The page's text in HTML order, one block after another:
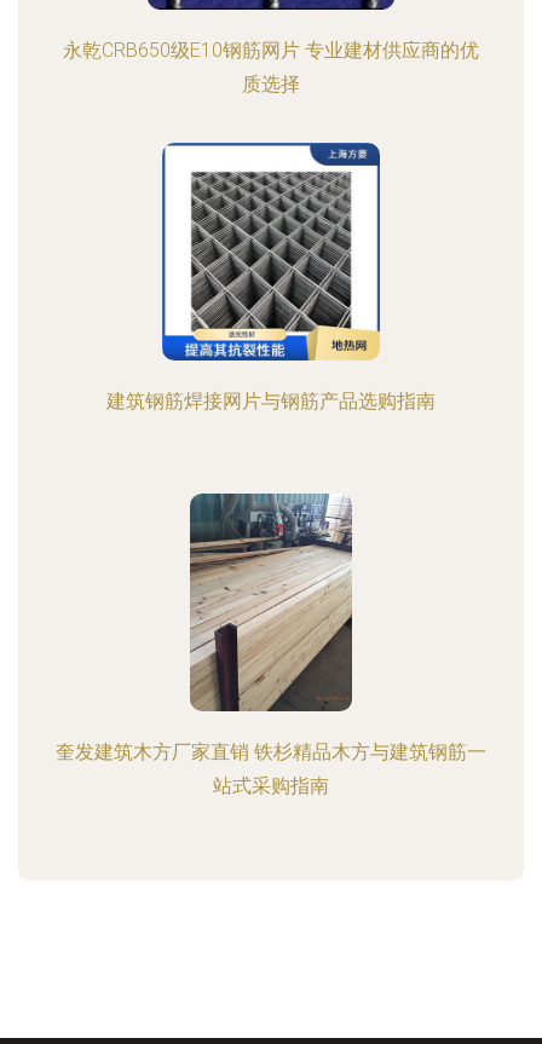
永乾CRB650级E10钢筋网片 专业建材供应商的优
质选择
建筑钢筋焊接网片与钢筋产品选购指南
奎发建筑木方厂家直销 铁杉精品木方与建筑钢筋一
站式采购指南